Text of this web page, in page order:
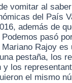
vomitar al
del País
además de
pasó
Mariano Rajoy
pestaña, los
y los
el mismo